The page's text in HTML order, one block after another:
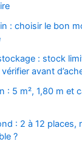
: choisir le bon
: stock
avant
: 5 m², 1,80 m et
: 2 à 12 places,
?